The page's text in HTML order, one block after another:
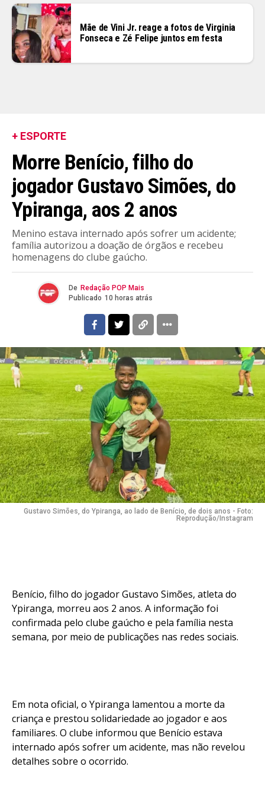
Mãe de Vini Jr. reage a fotos de Virginia
Fonseca e Zé Felipe juntos em festa
+ ESPORTE
Morre Benício, filho do
jogador Gustavo Simões, do
Ypiranga, aos 2 anos
Menino estava internado após sofrer um acidente;
família autorizou a doação de órgãos e recebeu
homenagens do clube gaúcho.
De Redação POP Mais
Publicado 10 horas atrás
Gustavo Simões, do Ypiranga, ao lado de Benício, de dois anos - Foto:
Reprodução/Instagram
Benício, filho do jogador Gustavo Simões, atleta do
Ypiranga, morreu aos 2 anos. A informação foi
confirmada pelo clube gaúcho e pela família nesta
semana, por meio de publicações nas redes sociais.
Em nota oficial, o Ypiranga lamentou a morte da
criança e prestou solidariedade ao jogador e aos
familiares. O clube informou que Benício estava
internado após sofrer um acidente, mas não revelou
detalhes sobre o ocorrido.